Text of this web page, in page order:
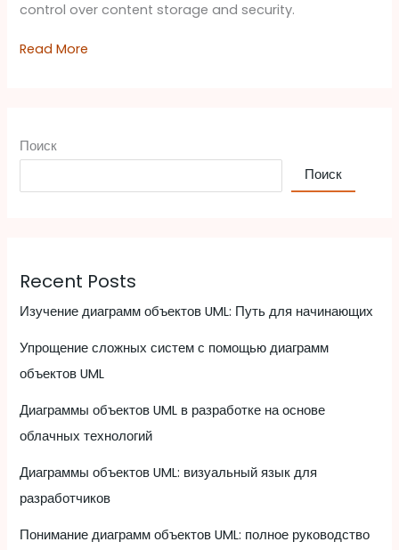
control over content storage and security.
Read More
Поиск
Поиск
Recent Posts
Изучение диаграмм объектов UML: Путь для начинающих
Упрощение сложных систем с помощью диаграмм
объектов UML
Диаграммы объектов UML в разработке на основе
облачных технологий
Диаграммы объектов UML: визуальный язык для
разработчиков
Понимание диаграмм объектов UML: полное руководство